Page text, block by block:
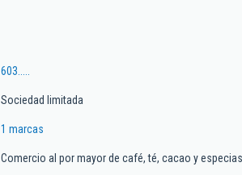
603.....
Sociedad limitada
1 marcas
Comercio al por mayor de café, té, cacao y especias